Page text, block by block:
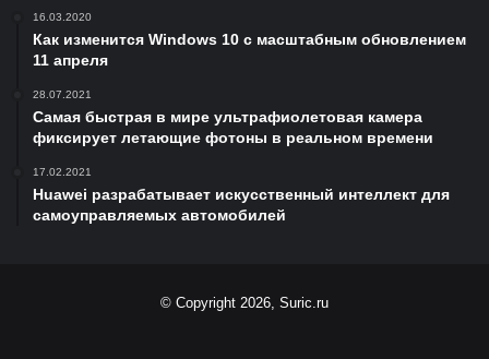
16.03.2020
Как изменится Windows 10 с масштабным обновлением
11 апреля
28.07.2021
Самая быстрая в мире ультрафиолетовая камера
фиксирует летающие фотоны в реальном времени
17.02.2021
Huawei разрабатывает искусственный интеллект для
самоуправляемых автомобилей
© Copyright 2026, Suric.ru